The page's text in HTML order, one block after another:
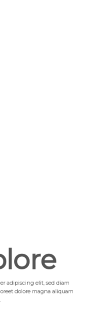
adipiscing elit, sed diam
dolore magna aliquam